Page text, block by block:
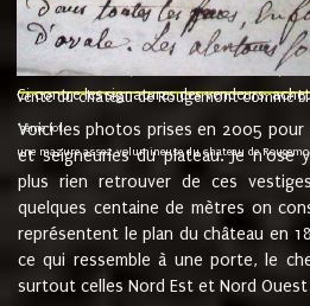
de la Velliere tout ainsi et comme le dit
présent......"
suivent les rentes, donation des terriers,
Ci contre les signatures des vendeurs,
vente du château de Rougemont comme
"3ème lot
une mazure assez volumineuse du chateau de
Voici les photos prises en 2005 pour
et seigneuries du plateau. Je n'ose
plus rien retrouver de ces
quelques centaine de mètres on
représentent le plan du château en
ce qui ressemble à une porte, le
surtout celles Nord Est et Nord